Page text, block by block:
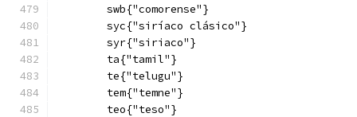
        swb{"comorense"}
        syc{"siríaco clásico"}
        syr{"siriaco"}
        ta{"tamil"}
        te{"telugu"}
        tem{"temne"}
        teo{"teso"}